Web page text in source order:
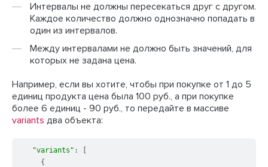
Интервалы не должны пересекаться друг с другом.
Каждое количество должно однозначно попадать в
один из интервалов.
Между интервалами не должно быть значений, для
которых не задана цена.
Например, если вы хотите, чтобы при покупке от 1 до 5
единиц продукта цена была 100 руб., а при покупке
более 6 единиц - 90 руб., то передайте в массиве
variants два объекта:
"variants" : [
    {